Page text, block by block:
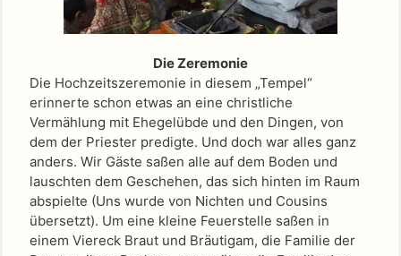
Die Zeremonie
Die Hochzeitszeremonie in diesem „Tempel“
erinnerte schon etwas an eine christliche
Vermählung mit Ehegelübde und den Dingen, von
dem der Priester predigte. Und doch war alles ganz
anders. Wir Gäste saßen alle auf dem Boden und
lauschten dem Geschehen, das sich hinten im Raum
abspielte (Uns wurde von Nichten und Cousins
übersetzt). Um eine kleine Feuerstelle saßen in
einem Viereck Braut und Bräutigam, die Familie der